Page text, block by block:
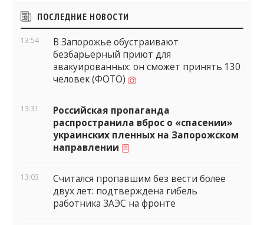
Боковые
виджеты
ПОСЛЕДНИЕ НОВОСТИ
13:54
В Запорожье обустраивают
безбарьерный приют для
эвакуированных: он сможет принять 130
человек (ФОТО)
13:31
Российская пропаганда
распространила вброс о «спасении»
украинских пленных на Запорожском
направлении
13:03
Считался пропавшим без вести более
двух лет: подтверждена гибель
работника ЗАЭС на фронте